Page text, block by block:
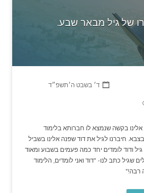
של גיל מבאר שבע.
ד׳ בשבט ה׳תשפ״ד
בן 27. פנה אלינו בקשה שנמצא לו חברותא בלימוד
חיברנו לגיל את דוד שפנה אלינו בשביל
גיל ודוד לומדים יחד כמה פעמים בשבוע ומאוד
שגיל כתב לנו- "דוד ואני לומדים, הלימוד
רבה!"